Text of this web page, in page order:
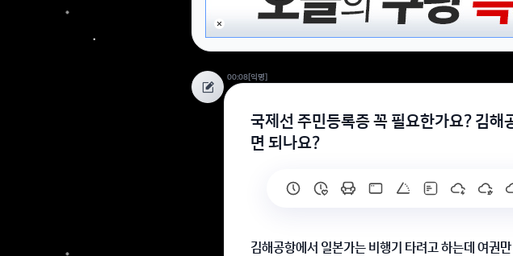
00:08[익명]
국제선 주민등록증 꼭 필요한가요? 김
면 되나요?
김해공항에서 일본가는 비행기 타려고 하는데 여권